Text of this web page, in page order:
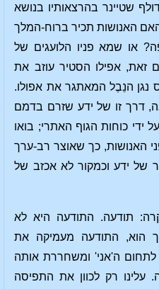
שטיינר בהרצאותיו בנושא
האנושות תכיר ברוח-המלך
או שמא פניו הלועגים של
אפילו הסטיר עוזב את
הנֵבֶל המאתגר את אפולו.
דרך זו של ידע שזרם בדמם
ידי כוחות הגוף האתרי; בואו
האנושות, כך שאוצר רב-ערך
של ידע וכמקור לא אכזב של
תודעה. התודעה היא לא
הוא, התודעה מעמיקה את
ה'אני' ומשחררת אותה
עלינו רק לכוון את התפיסה